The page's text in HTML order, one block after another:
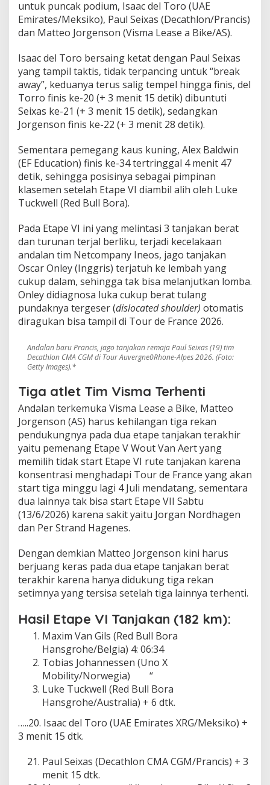
untuk puncak podium, Isaac del Toro (UAE
Emirates/Meksiko), Paul Seixas (Decathlon/Prancis)
dan Matteo Jorgenson (Visma Lease a Bike/AS).
Isaac del Toro bersaing ketat dengan Paul Seixas
yang tampil taktis, tidak terpancing untuk “break
away”, keduanya terus salig tempel hingga finis, del
Torro finis ke-20 (+ 3 menit 15 detik) dibuntuti
Seixas ke-21 (+ 3 menit 15 detik), sedangkan
Jorgenson finis ke-22 (+ 3 menit 28 detik).
Sementara pemegang kaus kuning, Alex Baldwin
(EF Education) finis ke-34 tertringgal 4 menit 47
detik, sehingga posisinya sebagai pimpinan
klasemen setelah Etape VI diambil alih oleh Luke
Tuckwell (Red Bull Bora).
Pada Etape VI ini yang melintasi 3 tanjakan berat
dan turunan terjal berliku, terjadi kecelakaan
andalan tim Netcompany Ineos, jago tanjakan
Oscar Onley (Inggris) terjatuh ke lembah yang
cukup dalam, sehingga tak bisa melanjutkan lomba.
Onley didiagnosa luka cukup berat tulang
pundaknya tergeser (dislocated shoulder) otomatis
diragukan bisa tampil di Tour de France 2026.
Andalan baru Prancis, jago tanjakan remaja Paul Seixas (19) tim
Decathlon CMA CGM di Tour Auvergne0Rhone-Alpes 2026. (Foto:
Getty Images).*
Tiga atlet Tim Visma Terhenti
Andalan terkemuka Visma Lease a Bike, Matteo
Jorgenson (AS) harus kehilangan tiga rekan
pendukungnya pada dua etape tanjakan terakhir
yaitu pemenang Etape V Wout Van Aert yang
memilih tidak start Etape VI rute tanjakan karena
konsentrasi menghadapi Tour de France yang akan
start tiga minggu lagi 4 Juli mendatang, sementara
dua lainnya tak bisa start Etape VII Sabtu
(13/6/2026) karena sakit yaitu Jorgan Nordhagen
dan Per Strand Hagenes.
Dengan demkian Matteo Jorgenson kini harus
berjuang keras pada dua etape tanjakan berat
terakhir karena hanya didukung tiga rekan
setimnya yang tersisa setelah tiga lainnya terhenti.
Hasil Etape VI Tanjakan (182 km):
Maxim Van Gils (Red Bull Bora
Hansgrohe/Belgia) 4: 06:34
Tobias Johannessen (Uno X
Mobility/Norwegia) “
Luke Tuckwell (Red Bull Bora
Hansgrohe/Australia) + 6 dtk.
…..20. Isaac del Toro (UAE Emirates XRG/Meksiko) +
3 menit 15 dtk.
Paul Seixas (Decathlon CMA CGM/Prancis) + 3
menit 15 dtk.